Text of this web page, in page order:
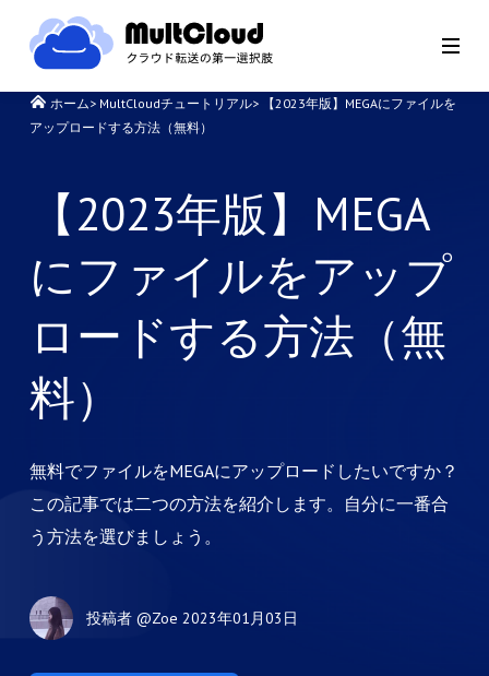
ホーム> MultCloudチュートリアル>
【2023年版】MEGAにファイルを
アップロードする方法（無料）
【2023年版】MEGA
にファイルをアップ
ロードする方法（無
料）
無料でファイルをMEGAにアップロードしたいですか？
この記事では二つの方法を紹介します。自分に一番合
う方法を選びましょう。
投稿者 @Zoe 2023年01月03日